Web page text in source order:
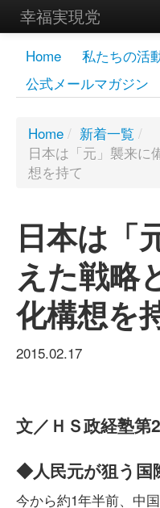
幸福実現党
メンバーズページ
党員
お問い合わせ
Home 私たちの活
公式メールマガジン
Home / 新着一覧 /
日本は「元」襲来に
想を持て
日本は「
えた戦略
化構想を
2015.02.17
文／ＨＳ政経塾
◆人民元が狙う国
今から約1年半前、中